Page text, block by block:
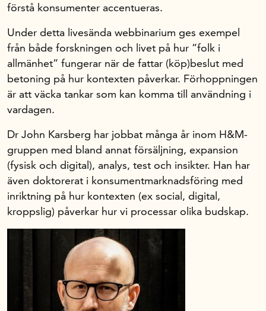
förstå konsumenter accentueras.
Under detta livesända webbinarium ges exempel
från både forskningen och livet på hur ”folk i
allmänhet” fungerar när de fattar (köp)beslut med
betoning på hur kontexten påverkar. Förhoppningen
är att väcka tankar som kan komma till användning i
vardagen.
Dr John Karsberg har jobbat många år inom H&M-
gruppen med bland annat försäljning, expansion
(fysisk och digital), analys, test och insikter. Han har
även doktorerat i konsumentmarknadsföring med
inriktning på hur kontexten (ex social, digital,
kroppslig) påverkar hur vi processar olika budskap.